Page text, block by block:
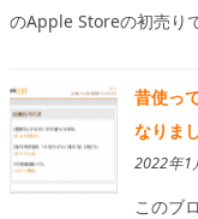
のApple Storeの初売り
昔使っ
なりま
2022年1
このブ